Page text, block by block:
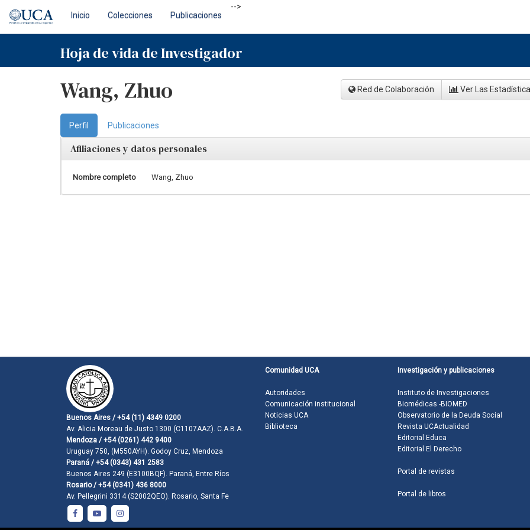
navigation
Inicio Colecciones Publicaciones
-->
Hoja de vida de Investigador
Wang, Zhuo Red de Colaboración Ver Las
Perfil Publicaciones
Afiliaciones y datos personales
Nombre completo Wang, Zhuo
Buenos Aires / +54 (11) 4349 0200
Av. Alicia Moreau de Justo 1300 (C1107AAZ). C.A.B.A.
Mendoza / +54 (0261) 442 9400
Uruguay 750, (M550AYH). Godoy Cruz, Mendoza
Paraná / +54 (0343) 431 2583
Buenos Aires 249 (E3100BQF). Paraná, Entre Ríos
Rosario / +54 (0341) 436 8000
Av. Pellegrini 3314 (S2002QEO). Rosario, Santa Fe
Comunidad UCA
Autoridades
Comunicación institucional
Noticias UCA
Biblioteca
Investigación y publicaciones
Instituto de Investigaciones
Biomédicas -BIOMED
Observatorio de la Deuda Social
Revista UCActualidad
Editorial Educa
Editorial El Derecho
Portal de revistas
Portal de libros